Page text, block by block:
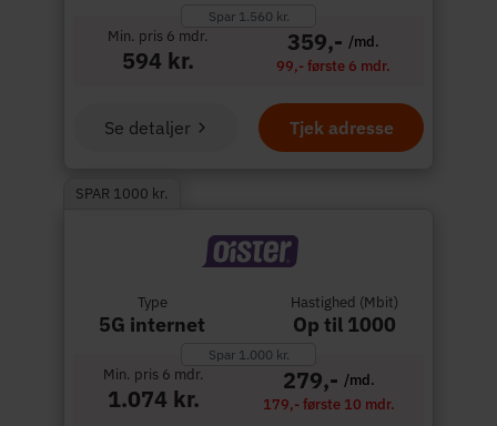
Spar 1.560 kr.
Min. pris 6 mdr.
594 kr.
359,- /md.
99,- første 6 mdr.
Tjek adresse
Se detaljer
SPAR 1000 kr.
Type
5G internet
Hastighed (Mbit)
Op til 1000
Spar 1.000 kr.
Min. pris 6 mdr.
1.074 kr.
279,- /md.
179,- første 10 mdr.